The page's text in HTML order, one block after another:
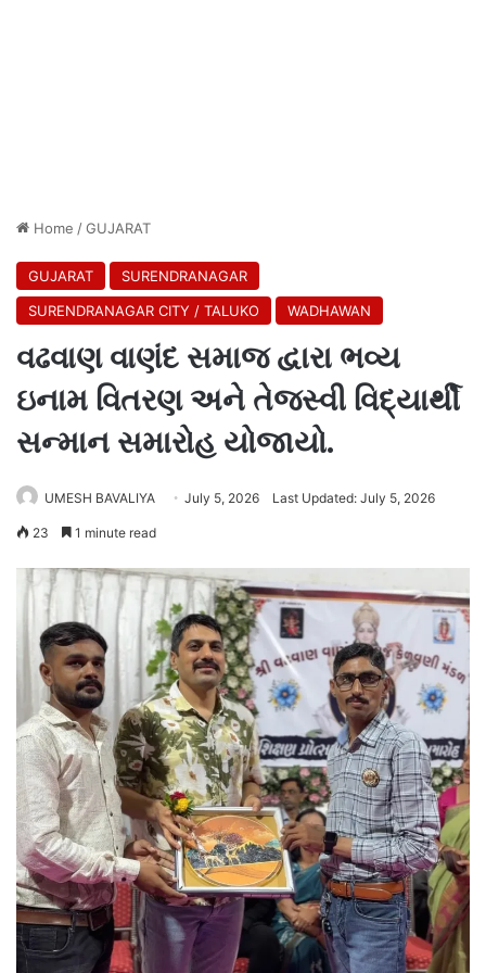
Home /GUJARAT
GUJARAT
SURENDRANAGAR
SURENDRANAGAR CITY / TALUKO
WADHAWAN
વઢવાણ વાણંદ સમાજ દ્વારા ભવ્ય
ઇનામ વિતરણ અને તેજસ્વી વિદ્યાર્થી
સન્માન સમારોહ યોજાયો.
UMESH BAVALIYA July 5, 2026 Last Updated: July 5, 2026
23 1 minute read